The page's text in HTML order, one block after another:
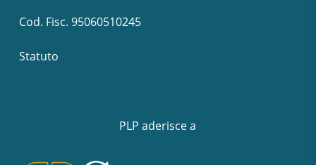
Cod. Fisc. 95060510245
Statuto
PLP aderisce a